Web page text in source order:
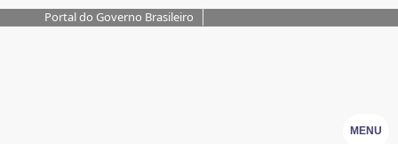
Portal do Governo Brasileiro
MENU